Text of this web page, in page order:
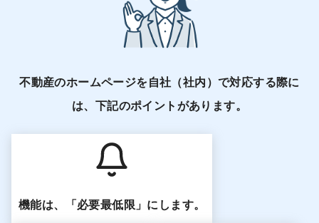
不動産のホームページを自社（社内）で対応する際に
は、下記のポイントがあります。
機能は、「必要最低限」にします。